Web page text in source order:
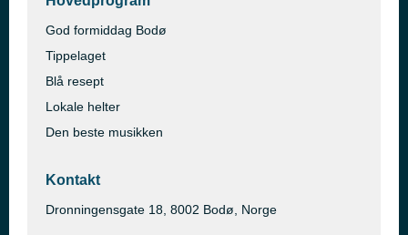
God formiddag Bodø
Tippelaget
Blå resept
Lokale helter
Den beste musikken
Kontakt
Dronningensgate 18, 8002 Bodø, Norge